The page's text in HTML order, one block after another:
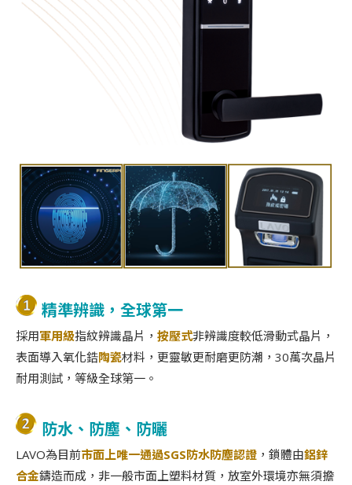
精準辨識，全球第一
採用軍用級指紋辨識晶片， 按壓式非辨識度較低滑動式晶片，
表面導入氧化鋯陶瓷材料，更靈敏更耐磨更防潮，30萬次晶片
耐用測試，等級全球第一。
防水、防塵、防曬
LAVO為目前市面上唯一通過SGS防水防塵認證 ，鎖體由鋁鋅
合金鑄造而成，非一般市面上塑料材質，放室外環境亦無須擔